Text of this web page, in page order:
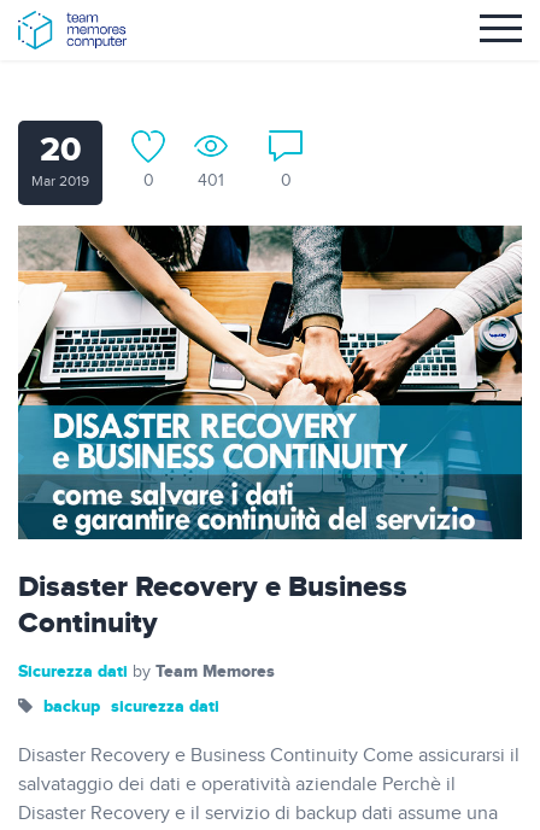
20
Mar 2019 0 401 0
Disaster Recovery e Business
Continuity
Sicurezza dati by Team Memores
backup sicurezza dati
Disaster Recovery e Business Continuity Come assicurarsi il
salvataggio dei dati e operatività aziendale Perchè il
Disaster Recovery e il servizio di backup dati assume una